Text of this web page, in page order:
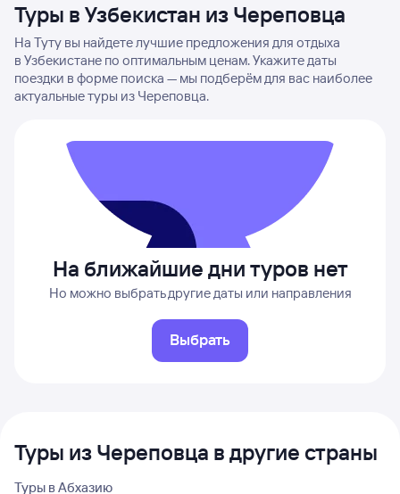
Туры в Узбекистан из Череповца
На Туту вы найдете лучшие предложения для отдыха
в Узбекистане по оптимальным ценам. Укажите даты
поездки в форме поиска — мы подберём для вас наиболее
актуальные туры из Череповца.
На ближайшие дни туров нет
Но можно выбрать другие даты или направления
Выбрать
Туры из Череповца в другие страны
Туры в Абхазию